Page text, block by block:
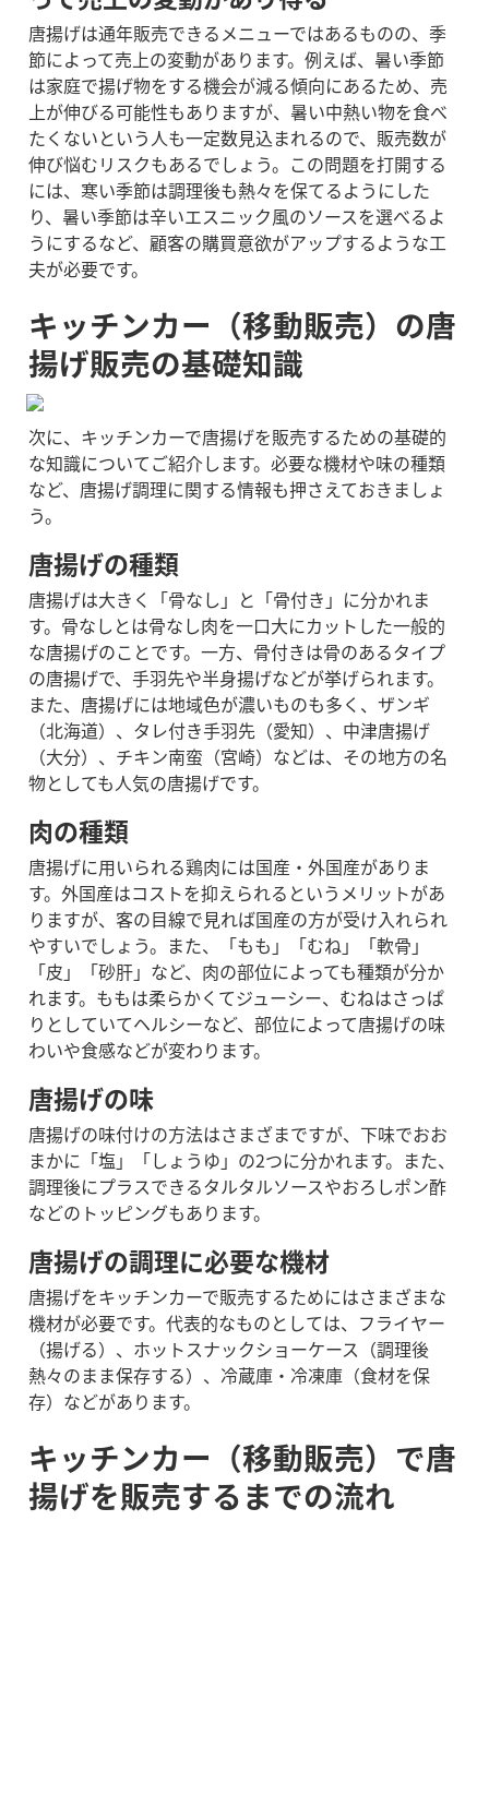
唐揚げは通年販売できるメニューではあるものの、季
節によって売上の変動があります。例えば、暑い季節
は家庭で揚げ物をする機会が減る傾向にあるため、売
上が伸びる可能性もありますが、暑い中熱い物を食べ
たくないという人も一定数見込まれるので、販売数が
伸び悩むリスクもあるでしょう。 この問題を打開する
には、寒い季節は調理後も熱々を保てるようにした
り、暑い季節は辛いエスニック風のソースを選べるよ
うにするなど、顧客の購買意欲がアップするような工
夫が必要です。
キッチンカー（移動販売）の唐
揚げ販売の基礎知識
次に、キッチンカーで唐揚げを販売するための基礎的
な知識についてご紹介します。必要な機材や味の種類
など、唐揚げ調理に関する情報も押さえておきましょ
う。
唐揚げの種類
唐揚げは大きく「骨なし」と「骨付き」に分かれま
す。骨なしとは骨なし肉を一口大にカットした一般的
な唐揚げのことです。一方、骨付きは骨のあるタイプ
の唐揚げで、手羽先や半身揚げなどが挙げられます。
また、唐揚げには地域色が濃いものも多く、ザンギ
（北海道）、タレ付き手羽先（愛知）、中津唐揚げ
（大分）、チキン南蛮（宮崎）などは、その地方の名
物としても人気の唐揚げです。
肉の種類
唐揚げに用いられる鶏肉には国産・外国産がありま
す。外国産はコストを抑えられるというメリットがあ
りますが、客の目線で見れば国産の方が受け入れられ
やすいでしょう。 また、「もも」「むね」「軟骨」
「皮」「砂肝」など、肉の部位によっても種類が分か
れます。ももは柔らかくてジューシー、むねはさっぱ
りとしていてヘルシーなど、部位によって唐揚げの味
わいや食感などが変わります。
唐揚げの味
唐揚げの味付けの方法はさまざまですが、下味でおお
まかに「塩」「しょうゆ」の2つに分かれます。また、
調理後にプラスできるタルタルソースやおろしポン酢
などのトッピングもあります。
唐揚げの調理に必要な機材
唐揚げをキッチンカーで販売するためにはさまざまな
機材が必要です。代表的なものとしては、フライヤー
（揚げる）、ホットスナックショーケース（調理後
熱々のまま保存する）、冷蔵庫・冷凍庫（食材を保
存）などがあります。
キッチンカー（移動販売）で唐
揚げを販売するまでの流れ